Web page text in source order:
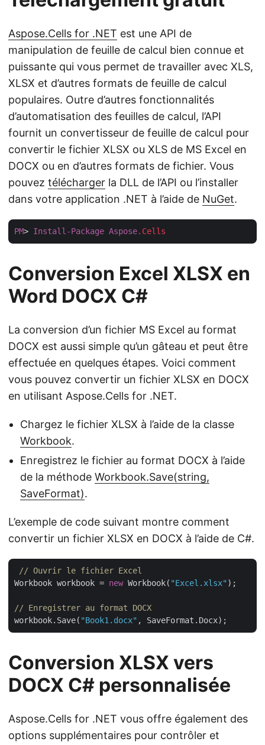
Aspose.Cells for .NET est une API de
manipulation de feuille de calcul bien connue et
puissante qui vous permet de travailler avec XLS,
XLSX et d’autres formats de feuille de calcul
populaires. Outre d’autres fonctionnalités
d’automatisation des feuilles de calcul, l’API
fournit un convertisseur de feuille de calcul pour
convertir le fichier XLSX ou XLS de MS Excel en
DOCX ou en d’autres formats de fichier. Vous
pouvez télécharger la DLL de l’API ou l’installer
dans votre application .NET à l’aide de NuGet.
PM> Install-Package Aspose.Cells
Conversion Excel XLSX en
Word DOCX C#
La conversion d’un fichier MS Excel au format
DOCX est aussi simple qu’un gâteau et peut être
effectuée en quelques étapes. Voici comment
vous pouvez convertir un fichier XLSX en DOCX
en utilisant Aspose.Cells for .NET.
Chargez le fichier XLSX à l’aide de la classe
Workbook.
Enregistrez le fichier au format DOCX à l’aide
de la méthode Workbook.Save(string,
SaveFormat).
L’exemple de code suivant montre comment
convertir un fichier XLSX en DOCX à l’aide de C#.
// Ouvrir le fichier Excel
Workbook workbook = new Workbook( "Excel.xlsx" );
// Enregistrer au format DOCX
workbook.Save( "Book1.docx"
Conversion XLSX vers
DOCX C# personnalisée
Aspose.Cells for .NET vous offre également des
options supplémentaires pour contrôler et